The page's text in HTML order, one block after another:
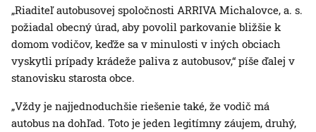
„Riaditeľ autobusovej spoločnosti ARRIVA Michalovce, a. s.
požiadal obecný úrad, aby povolil parkovanie bližšie k
domom vodičov, keďže sa v minulosti v iných obciach
vyskytli prípady krádeže paliva z autobusov,“ píše ďalej v
stanovisku starosta obce.
„Vždy je najjednoduchšie riešenie také, že vodič má
autobus na dohľad. Toto je jeden legitímny záujem, druhý,